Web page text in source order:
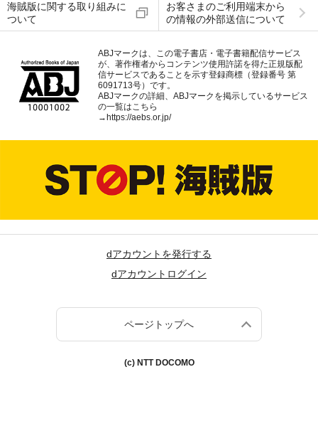
海賊版に関する取り組みに
ついて
お客さまのご利用端末から
の情報の外部送信について
ABJマークは、この電子書店・電子書籍配信サービス
が、著作権者からコンテンツ使用許諾を得た正規版配
信サービスであることを示す登録商標（登録番号 第
6091713号）です。
ABJマークの詳細、ABJマークを掲示しているサービス
の一覧はこちら
→ https://aebs.or.jp/
dアカウントを発行する
dアカウントログイン
ページトップへ
(c) NTT DOCOMO